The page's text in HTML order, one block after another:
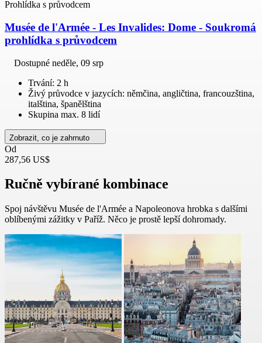
Prohlídka s průvodcem
Musée de l'Armée - Les Invalides: Dome - Soukromá
prohlídka s průvodcem
Dostupné neděle, 09 srp
Trvání: 2 h
Živý průvodce v jazycích: němčina, angličtina, francouzština,
italština, španělština
Skupina max. 8 lidí
Zobrazit, co je zahrnuto
Od
287,56 US$
Ručně vybírané kombinace
Spoj návštěvu Musée de l'Armée a Napoleonova hrobka s dalšími
oblíbenými zážitky v Paříž. Něco je prostě lepší dohromady.